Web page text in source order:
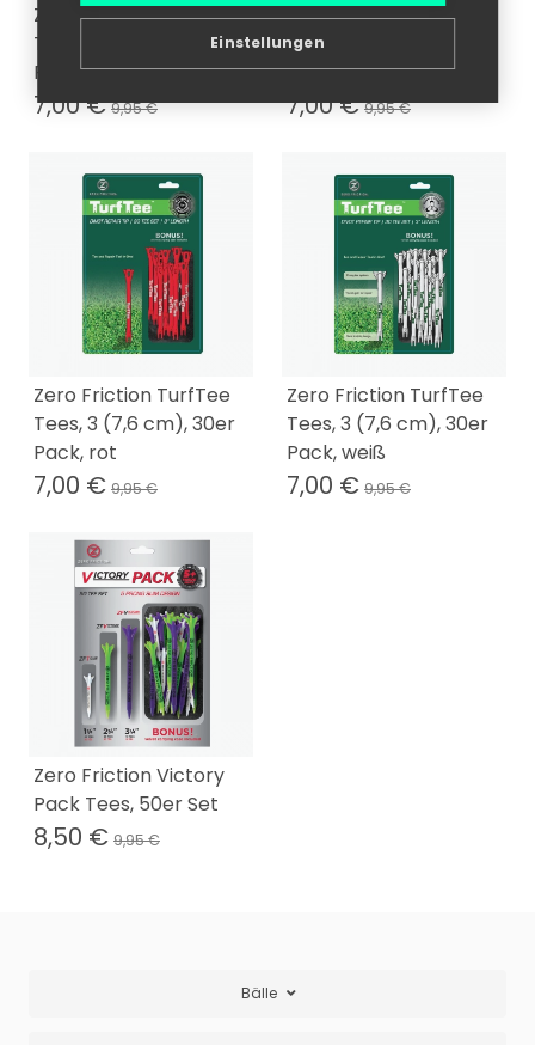
Einstellungen
Zero Friction TurfTee
Tees, 3 (7,6 cm), 30er
Pack, grün
7,00 € 9,95 €
Zero Friction TurfTee
Tees, 3 (7,6 cm), 30er
Pack, orange
7,00 € 9,95 €
Zero Friction TurfTee
Tees, 3 (7,6 cm), 30er
Pack, rot
7,00 € 9,95 €
Zero Friction TurfTee
Tees, 3 (7,6 cm), 30er
Pack, weiß
7,00 € 9,95 €
Zero Friction Victory
Pack Tees, 50er Set
8,50 € 9,95 €
Bälle